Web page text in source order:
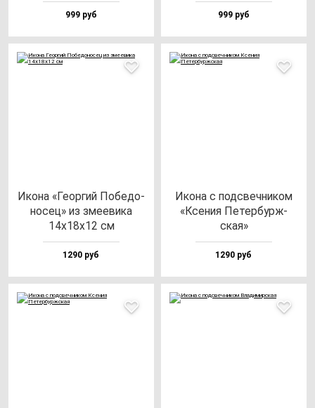
999 руб 999 руб
Ико­на «Геор­гий Побе­до­
но­сец» из зме­еви­ка
14х18х12 см
1290 руб
Ико­на с под­свеч­ни­ком
«Ксе­ния Петер­бурж­
ская»
1290 руб